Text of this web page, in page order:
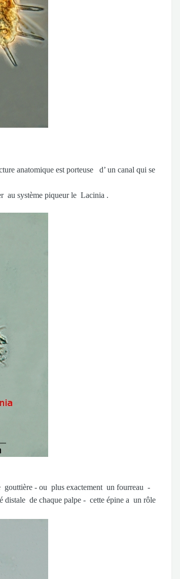
anatomique est porteuse d’ un canal qui se
au système piqueur le Lacinia .
gouttière - ou plus exactement un fourreau -
distale de chaque palpe - cette épine a un rôle